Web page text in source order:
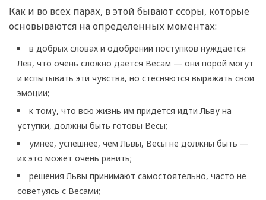
Как и во всех парах, в этой бывают ссоры, которые
основываются на определенных моментах:
в добрых словах и одобрении поступков нуждается
Лев, что очень сложно дается Весам — они порой могут
и испытывать эти чувства, но стесняются выражать свои
эмоции;
к тому, что всю жизнь им придется идти Льву на
уступки, должны быть готовы Весы;
умнее, успешнее, чем Львы, Весы не должны быть —
их это может очень ранить;
решения Львы принимают самостоятельно, часто не
советуясь с Весами;